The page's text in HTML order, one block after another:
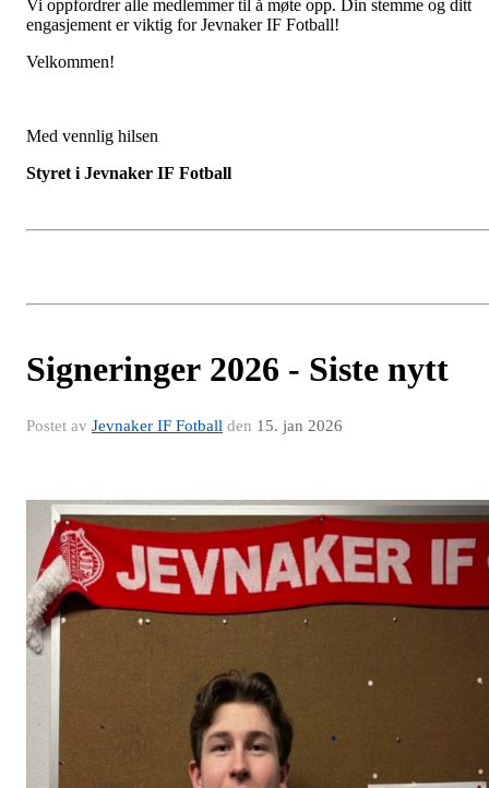
Vi oppfordrer alle medlemmer til å møte opp. Din stemme og ditt
engasjement er viktig for Jevnaker IF Fotball!
Velkommen!
Med vennlig hilsen
Styret i Jevnaker IF Fotball
Signeringer 2026 - Siste nytt
Postet av Jevnaker IF Fotball den 15. jan 2026